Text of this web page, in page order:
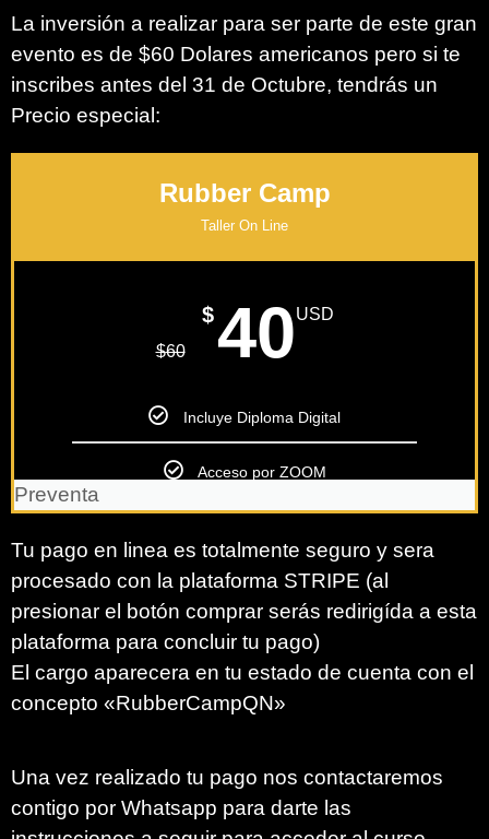
La inversión a realizar para ser parte de este gran
evento es de $60 Dolares americanos pero si te
inscribes antes del 31 de Octubre, tendrás un
Precio especial:
Rubber Camp
Taller On Line
$60
$ 40USD
Incluye Diploma Digital
Acceso por ZOOM
Preventa
Tu pago en linea es totalmente seguro y sera
procesado con la plataforma STRIPE (al
presionar el botón comprar serás redirigída a esta
plataforma para concluir tu pago)
El cargo aparecera en tu estado de cuenta con el
concepto «RubberCampQN»
Una vez realizado tu pago nos contactaremos
contigo por Whatsapp para darte las